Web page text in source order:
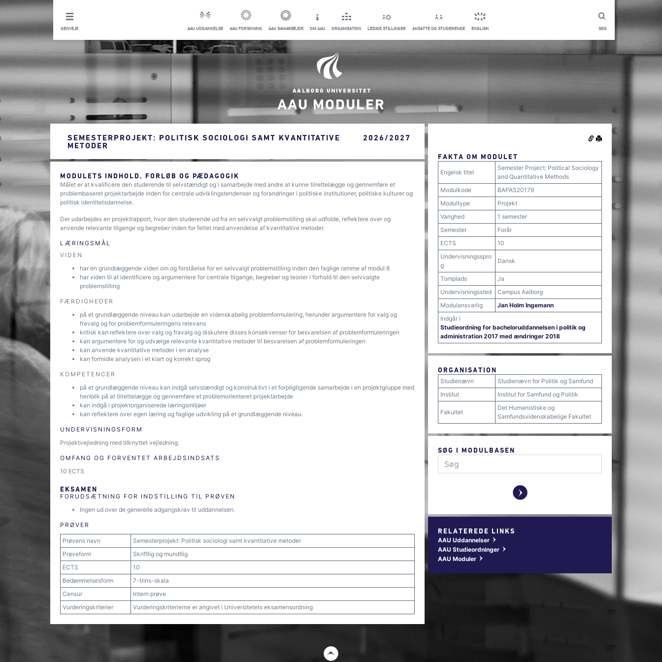
SØG
GENVEJE AAU UDDANNELSE AAU FORSKNING AAU SAMARBEJDE OM AAU ORGANISATION LEDIGE STILLINGER ANSATTE OG STUDERENDE ENGLISH
AAU MODULER
SEMESTERPROJEKT: POLITISK SOCIOLOGI SAMT KVANTITATIVE
METODER
2026/2027
MODULETS INDHOLD, FORLØB OG PÆDAGOGIK
Målet er at kvalificere den studerende til selvstændigt og i samarbejde med andre at kunne tilrettelægge og gennemføre et
problembaseret projektarbejde inden for centrale udviklingstendenser og forandringer i politiske institutioner, politiske kulturer og
politisk identitetsdannelse.
Der udarbejdes en projektrapport, hvor den studerende ud fra en selvvalgt problemstilling skal udfolde, reflektere over og
anvende relevante tilgange og begreber inden for feltet med anvendelse af kvantitative metoder.
LÆRINGSMÅL
VIDEN
har en grundlæggende viden om og forståelse for en selvvalgt problemstilling inden den faglige ramme af modul 8
har viden til at identificere og argumentere for centrale tilgange, begreber og teorier i forhold til den selvvalgte
problemstilling
FÆRDIGHEDER
på et grundlæggende niveau kan udarbejde en videnskabelig problemformulering, herunder argumentere for valg og
fravalg og for problemformuleringens relevans
kritisk kan reflektere over valg og fravalg og diskutere disses konsekvenser for besvarelsen af problemformuleringen
kan argumentere for og udvælge relevante kvantitative metoder til besvarelsen af problemformuleringen
kan anvende kvantitative metoder i en analyse
kan formidle analysen i et klart og korrekt sprog
KOMPETENCER
på et grundlæggende niveau kan indgå selvstændigt og konstruktivt i et forpligtigende samarbejde i en projektgruppe med
henblik på at tilrettelægge og gennemføre et problemorienteret projektarbejde
kan indgå i projektorganiserede læringsmiljøer
kan reflektere over egen læring og faglige udvikling på et grundlæggende niveau.
UNDERVISNINGSFORM
Projektvejledning med tilknyttet vejledning.
OMFANG OG FORVENTET ARBEJDSINDSATS
10 ECTS
EKSAMEN
FORUDSÆTNING FOR INDSTILLING TIL PRØVEN
Ingen ud over de generelle adgangskrav til uddannelsen.
PRØVER
Prøvens navn
Semesterprojekt: Politisk sociologi samt kvantitative metoder
Prøveform
Skriftlig og mundtlig
ECTS
10
Bedømmelsesform
7-trins-skala
Censur
Intern prøve
Vurderingskriterier
Vurderingskriterierne er angivet i Universitetets eksamensordning
FAKTA OM MODULET
Engelsk titel
Semester Project: Political Sociology
and Quantitative Methods
Modulkode
BAPAS20179
Modultype
Projekt
Varighed
1 semester
Semester
Forår
ECTS
10
Undervisningsspro
g
Dansk
Tomplads
Ja
Undervisningssted
Campus Aalborg
Modulansvarlig
Jan Holm Ingemann
Indgår i
Studieordning for bacheloruddannelsen i politik og
administration 2017 med ændringer 2018
ORGANISATION
Studienævn
Studienævn for Politik og Samfund
Institut
Institut for Samfund og Politik
Fakultet
Det Humanistiske og
Samfundsvidenskabelige Fakultet
SØG I MODULBASEN
y
RELATEREDE LINKS
AAU Uddannelser w
AAU Studieordninger w
AAU Moduler w
t